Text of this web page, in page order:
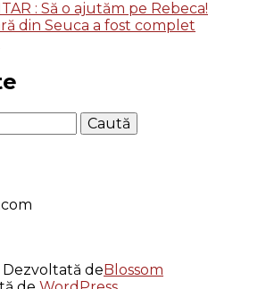
: Să o ajutăm pe Rebeca!
din Seuca a fost complet
Dezvoltată deBlossom